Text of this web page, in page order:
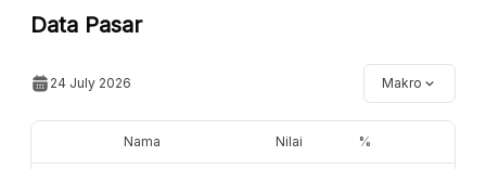
Data Pasar
24 July 2026 Makro
Nama Nilai %